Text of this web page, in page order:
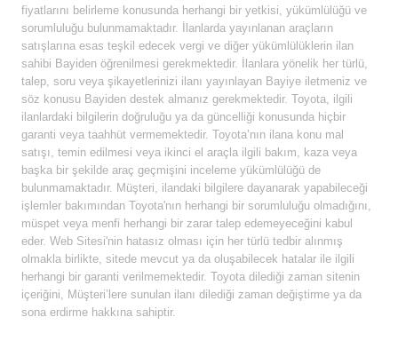
fiyatlarını belirleme konusunda herhangi bir yetkisi, yükümlülüğü ve
sorumluluğu bulunmamaktadır. İlanlarda yayınlanan araçların
satışlarına esas teşkil edecek vergi ve diğer yükümlülüklerin ilan
sahibi Bayiden öğrenilmesi gerekmektedir. İlanlara yönelik her türlü,
talep, soru veya şikayetlerinizi ilanı yayınlayan Bayiye iletmeniz ve
söz konusu Bayiden destek almanız gerekmektedir. Toyota, ilgili
ilanlardaki bilgilerin doğruluğu ya da güncelliği konusunda hiçbir
garanti veya taahhüt vermemektedir. Toyota’nın ilana konu mal
satışı, temin edilmesi veya ikinci el araçla ilgili bakım, kaza veya
başka bir şekilde araç geçmişini inceleme yükümlülüğü de
bulunmamaktadır. Müşteri, ilandaki bilgilere dayanarak yapabileceği
işlemler bakımından Toyota'nın herhangi bir sorumluluğu olmadığını,
müspet veya menfi herhangi bir zarar talep edemeyeceğini kabul
eder. Web Sitesi'nin hatasız olması için her türlü tedbir alınmış
olmakla birlikte, sitede mevcut ya da oluşabilecek hatalar ile ilgili
herhangi bir garanti verilmemektedir. Toyota dilediği zaman sitenin
içeriğini, Müşteri’lere sunulan ilanı dilediği zaman değiştirme ya da
sona erdirme hakkına sahiptir.